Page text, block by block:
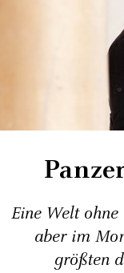
Eine Welt
aber im
größten